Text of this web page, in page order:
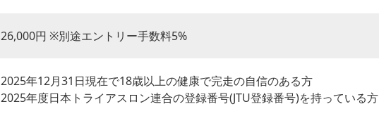
26,000円 ※別途エントリー手数料5%
2025年12月31日現在で18歳以上の健康で完走の自信のある方
2025年度日本トライアスロン連合の登録番号(JTU登録番号)を持っている方